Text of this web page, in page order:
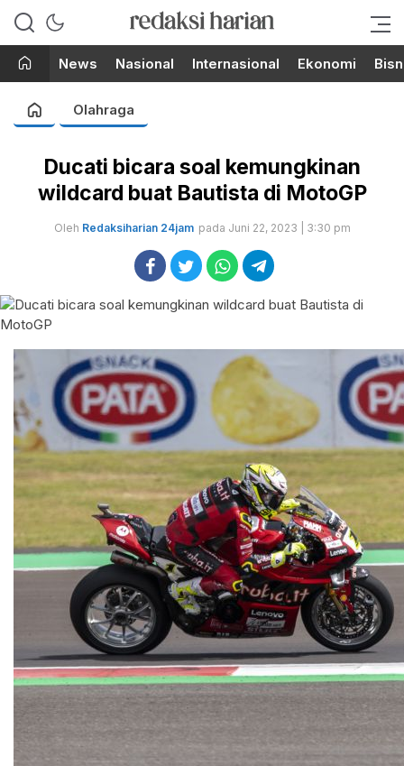
RedaksiHarian.com
Berita Terupdate dari Redaksi
News Nasional Internasional Ekonomi
Olahraga
Ducati bicara soal kemungkinan
wildcard buat Bautista di MotoGP
Oleh Redaksiharian 24jam pada Juni 22, 2023 | 3:30 pm